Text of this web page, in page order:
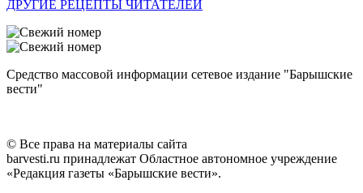
ДРУГИЕ РЕЦЕПТЫ ЧИТАТЕЛЕЙ
Средство массовой информации сетевое издание "Барышские
вести"
© Все права на материалы сайта
barvesti.ru принадлежат Областное автономное учреждение
«Редакция газеты «Барышские вести».